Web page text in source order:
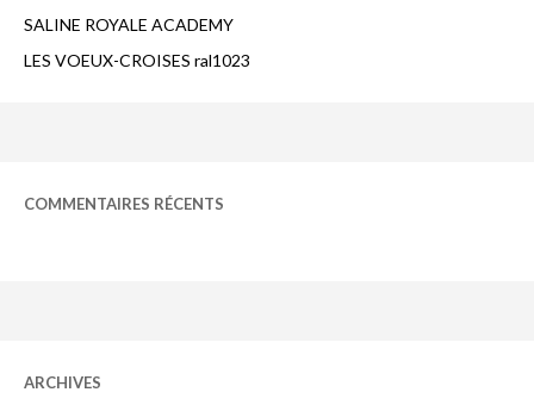
SALINE ROYALE ACADEMY
LES VOEUX-CROISES ral1023
COMMENTAIRES RÉCENTS
ARCHIVES